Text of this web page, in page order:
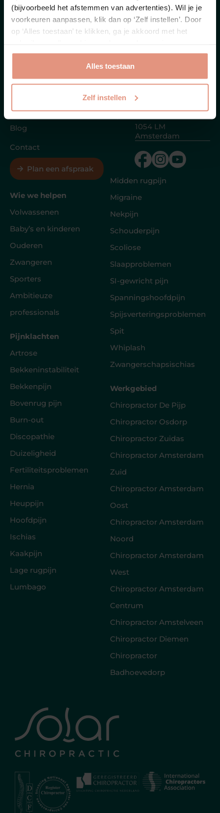
(bijvoorbeeld het afstemmen van advertenties). Wil je je
voorkeuren aanpassen, klik dan op ‘Zelf instellen’. Door
op ‘Alles toestaan’ te klikken, ga je akkoord met het
privacy verklaring.
Alles toestaan
Zelf instellen
Pijnklachten
Wie we helpen
Over ons
Events
Blog
Contact
Plan een afspraak
Afspraak maken
+31 20 412 0024
Stuur een
Stel een vraag
1054 LM
Amsterdam
Wie we helpen
Volwassenen
Baby’s en kinderen
Ouderen
Zwangeren
Sporters
Ambitieuze
professionals
Pijnklachten
Artrose
Bekkeninstabiliteit
Bekkenpijn
Bovenrug pijn
Burn-out
Discopathie
Duizeligheid
Fertiliteitsproblemen
Hernia
Heuppijn
Hoofdpijn
Ischias
Kaakpijn
Lage rugpijn
Lumbago
Midden rugpijn
Migraine
Nekpijn
Schouderpijn
Scoliose
Slaapproblemen
SI-gewricht pijn
Spanningshoofdpijn
Spijsverteringsproblemen
Spit
Whiplash
Zwangerschapsischias
Werkgebied
Chiropractor De Pijp
Chiropractor Osdorp
Chiropractor Zuidas
Chiropractor Amsterdam
Zuid
Chiropractor Amsterdam
Oost
Chiropractor Amsterdam
Noord
Chiropractor Amsterdam
West
Chiropractor Amsterdam
Centrum
Chiropractor Amstelveen
Chiropractor Diemen
Chiropractor
Badhoevedorp